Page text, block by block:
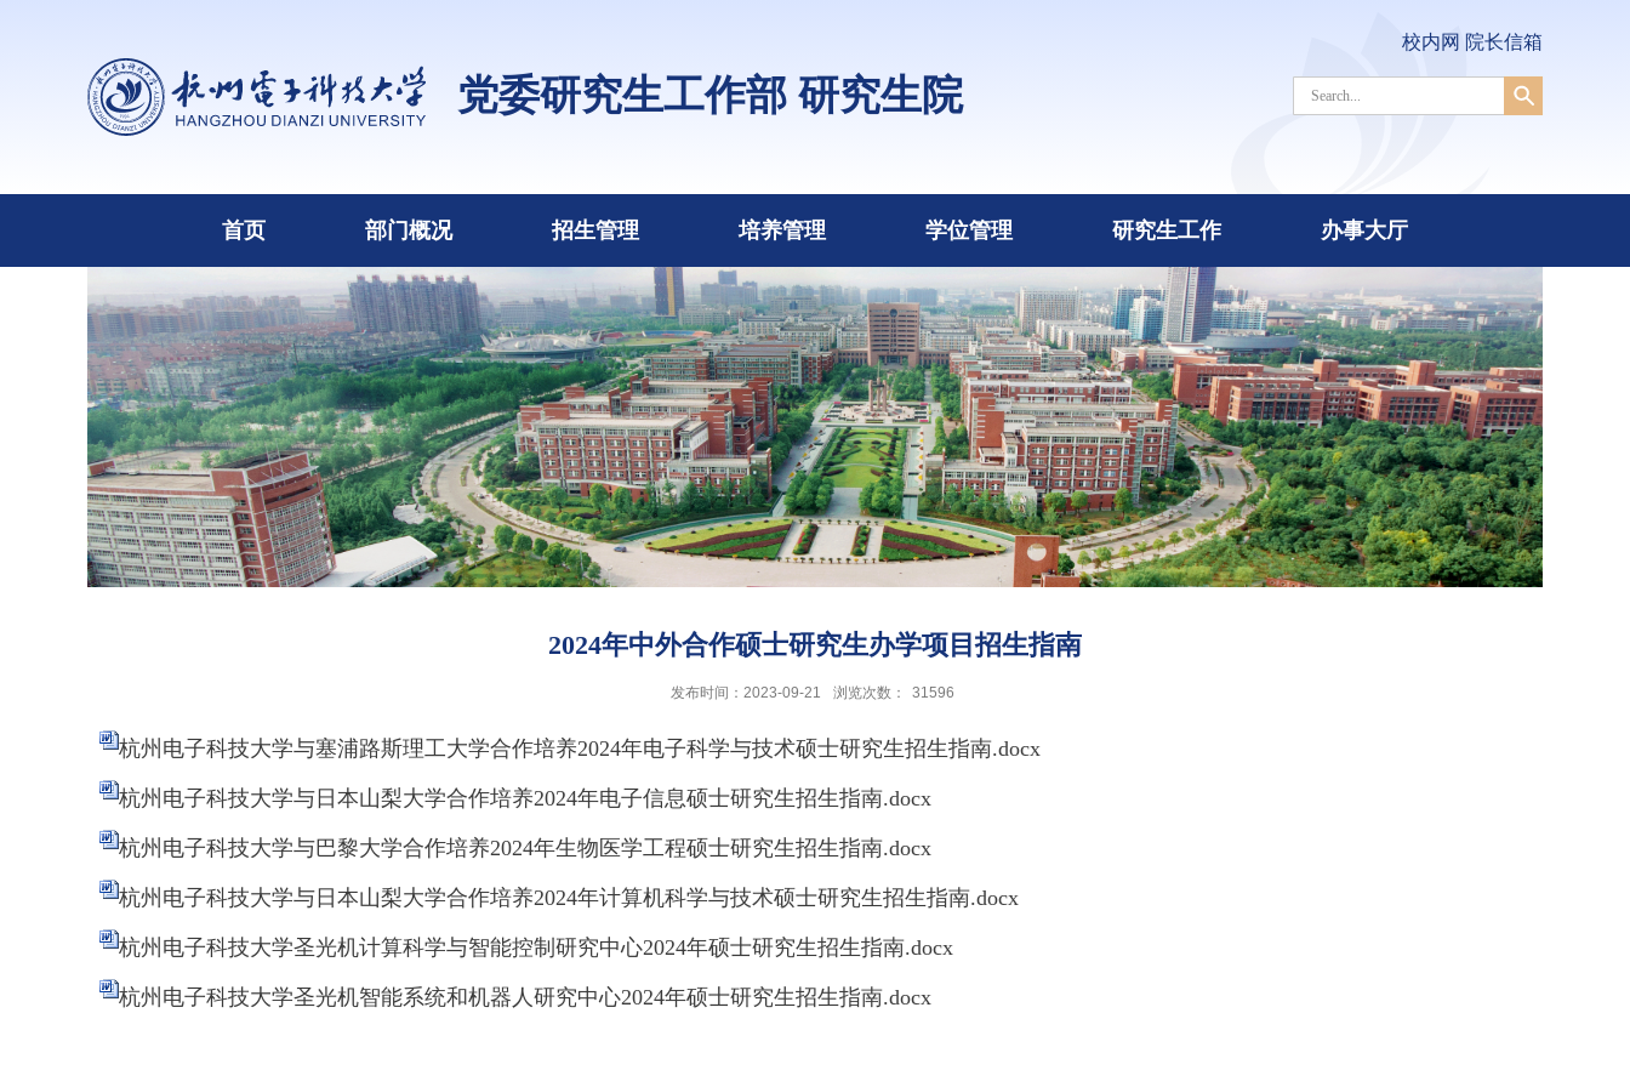
党委研究生工作部 研究生院
校内网 院长信箱
首页 部门概况 招生管理 培养管理 学位管理 研究生工作 办事大厅
2024年中外合作硕士研究生办学项目招生指南
发布时间：2023-09-21 浏览次数： 31596
杭州电子科技大学与塞浦路斯理工大学合作培养2024年电子科学与技术硕士研究生招生指南.docx
杭州电子科技大学与日本山梨大学合作培养2024年电子信息硕士研究生招生指南.docx
杭州电子科技大学与巴黎大学合作培养2024年生物医学工程硕士研究生招生指南.docx
杭州电子科技大学与日本山梨大学合作培养2024年计算机科学与技术硕士研究生招生指南.docx
杭州电子科技大学圣光机计算科学与智能控制研究中心2024年硕士研究生招生指南.docx
杭州电子科技大学圣光机智能系统和机器人研究中心2024年硕士研究生招生指南.docx